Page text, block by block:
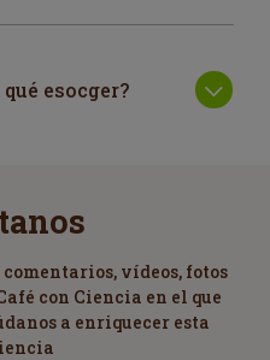
esocger?
vídeos, fotos
con Ciencia en el que
a enriquecer esta